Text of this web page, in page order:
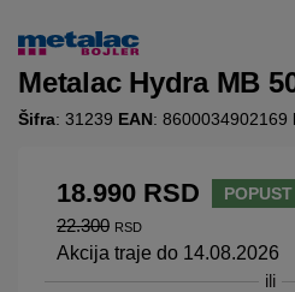
Metalac Hydra MB
Šifra: 31239 EAN: 8600034902169
18.990 RSD
22.300 RSD
Akcija traje do 14.08.2026
ili